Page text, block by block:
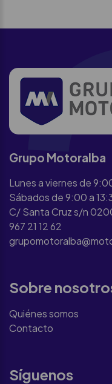
Grupo Motoralba
Lunes a viernes de
Sábados de 9:00 a
C/ Santa Cruz s/n
967 21 12 62
Sobre
Quiénes somos
Contacto
Síguenos